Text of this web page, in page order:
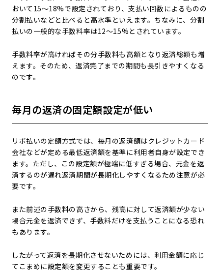
おいて15～18%で設定されており、支払い回数によるものの
分割払いなどと比べると高水準といえます。ちなみに、分割
払いの一般的な手数料率は12～15%とされています。
手数料率が高ければその分手数料も高額となり返済総額も増
えます。そのため、返済完了までの期間も長引きやすくなる
のです。
毎月の返済の固定額設定が低い
リボ払いの定額方式では、毎月の返済額はクレジットカード
会社などが定める最低返済額を基準に利用者自身が設定でき
ます。ただし、この設定額が極端に低すぎる場合、元金を返
済するのが遅れ返済期間が長期化しやすくなるため注意が必
要です。
また前述の手数料の高さから、残高に対して返済額が少ない
場合元金を返済できず、手数料だけを支払うことになる恐れ
もあります。
したがって返済を長期化させないためには、利用金額に応じ
てこまめに設定額を変更することも重要です。